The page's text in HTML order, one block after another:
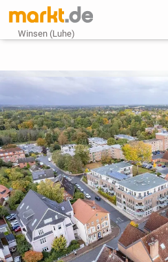
Winsen (Luhe)
vorheriges Bild